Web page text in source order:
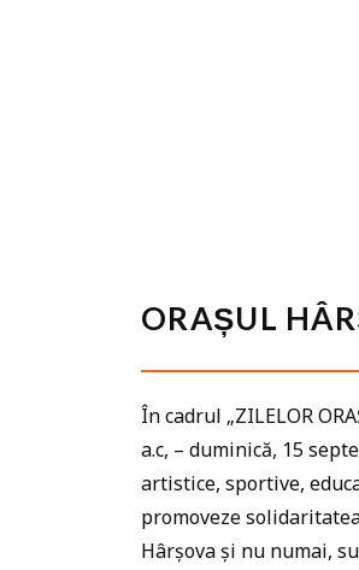
ORAȘUL
În cadrul „ZILELOR
a.c, – duminică, 15
artistice, sportive,
promoveze
Hârșova și nu numai,